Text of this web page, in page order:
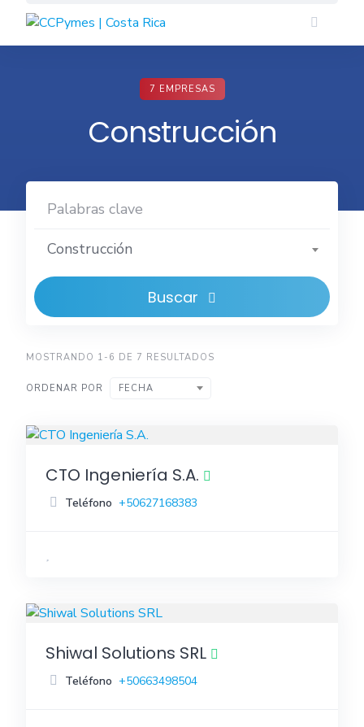
content
7 EMPRESAS
Construcción
Construcción
Buscar
MOSTRANDO 1-6 DE 7 RESULTADOS
ORDENAR POR FECHA
CTO Ingeniería S.A.
Teléfono +50627168383
Shiwal Solutions SRL
Teléfono +50663498504